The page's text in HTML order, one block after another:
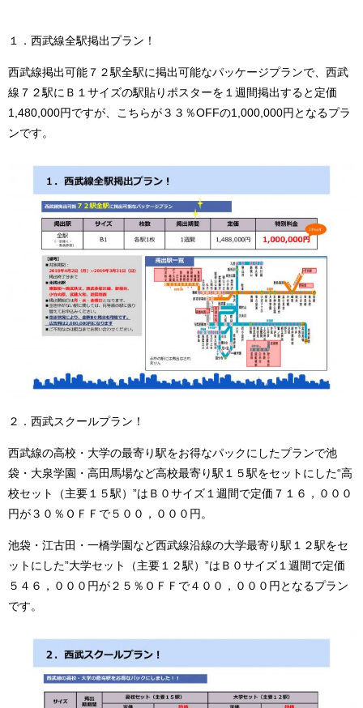
１．西武線全駅掲出プラン！
西武線掲出可能７２駅全駅に掲出可能なパッケージプランで、西武
線７２駅にＢ１サイズの駅貼りポスターを１週間掲出すると定価
1,480,000円ですが、こちらが３３％OFFの1,000,000円となるプラ
ンです。
２．西武スクールプラン！
西武線の高校・大学の最寄り駅をお得なパックにしたプランで池
袋・大泉学園・高田馬場など高校最寄り駅１５駅をセットにした“高
校セット（主要１５駅）”はＢ０サイズ１週間で定価７１６，０００
円が３０％ＯＦＦで５００，０００円。
池袋・江古田・一橋学園など西武線沿線の大学最寄り駅１２駅をセ
ットにした”大学セット（主要１２駅）”はＢ０サイズ１週間で定価
５４６，０００円が２５％ＯＦＦで４００，０００円となるプラン
です。